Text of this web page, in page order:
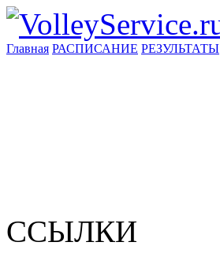
Главная РАСПИСАНИЕ РЕЗУЛЬТАТЫ
ССЫЛКИ